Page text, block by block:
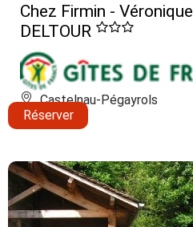
Chez Firmin - Véronique
DELTOUR
Castelnau-Pégayrols
Réserver